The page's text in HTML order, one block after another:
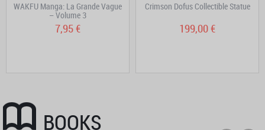
WAKFU Manga: La Grande Vague
– Volume 3
7,95 €
Crimson Dofus Collectible Statue
199,00 €
BOOKS